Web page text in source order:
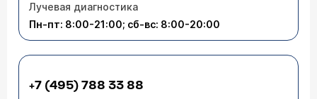
Лучевая диагностика
Пн-пт: 8:00-21:00; сб-вс: 8:00-20:00
+7 (495) 788 33 88